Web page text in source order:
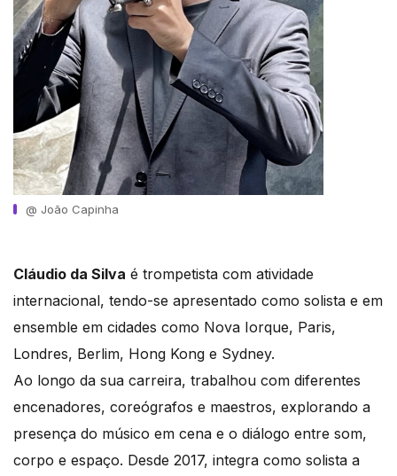
@ João Capinha
Cláudio da Silva é trompetista com atividade
internacional, tendo-se apresentado como solista e em
ensemble em cidades como Nova Iorque, Paris,
Londres, Berlim, Hong Kong e Sydney.
Ao longo da sua carreira, trabalhou com diferentes
encenadores, coreógrafos e maestros, explorando a
presença do músico em cena e o diálogo entre som,
corpo e espaço. Desde 2017, integra como solista a